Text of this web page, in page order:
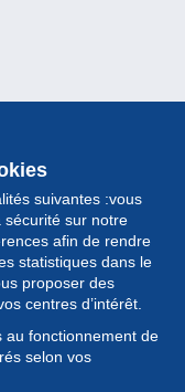
suivantes :vous
sécurité sur notre
afin de rendre
statistiques dans le
proposer des
centres d’intérêt.
au fonctionnement de
selon vos